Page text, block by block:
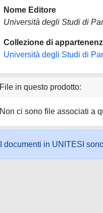
Nome Editore
Università degli Studi di
Collezione di
Università degli Studi di
File in questo prodotto:
Non ci sono file associati a
I documenti in UNITESI